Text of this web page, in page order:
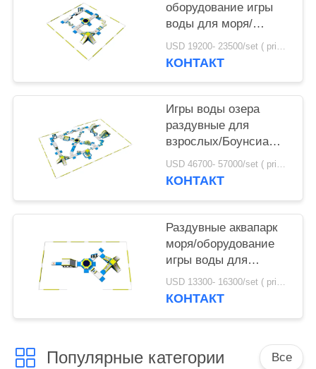
оборудование игры
воды для моря/
раздувного строения
дизайна аквапарк
USD 19200- 23500/set ( price just for reference, detailed prices need to be confirmed) MOQ:1PC
КОНТАКТ
Игры воды озера
раздувные для
взрослых/Боунсиа
мочат раздувной
изготовитель парка
USD 46700- 57000/set ( price just for reference, detailed prices need to be confirmed) MOQ:1 набор или частей всего парка
КОНТАКТ
Раздувные аквапарк
моря/оборудование
игры воды для
взрослых с
сертификатом ТУВ
USD 13300- 16300/set ( price just for reference, detailed prices need to be confirmed) MOQ:1 ПК
КОНТАКТ
Популярные категории Все